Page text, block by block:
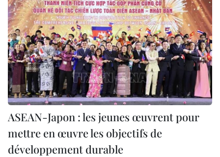
ASEAN-Japon : les jeunes œuvrent pour
mettre en œuvre les objectifs de
développement durable